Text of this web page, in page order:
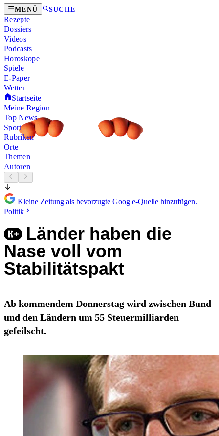
MENÜ SUCHE
Rezepte
Dossiers
Videos
Podcasts
Horoskope
Spiele
E-Paper
Wetter
Startseite
Meine Region
Top News
Sport
Rubriken
Orte
Themen
Autoren
Kleine Zeitung als bevorzugte Google-Quelle hinzufügen.
Politik
Länder haben die
Nase voll vom
Stabilitätspakt
Ab kommendem Donnerstag wird zwischen Bund
und den Ländern um 55 Steuermilliarden
gefeilscht.